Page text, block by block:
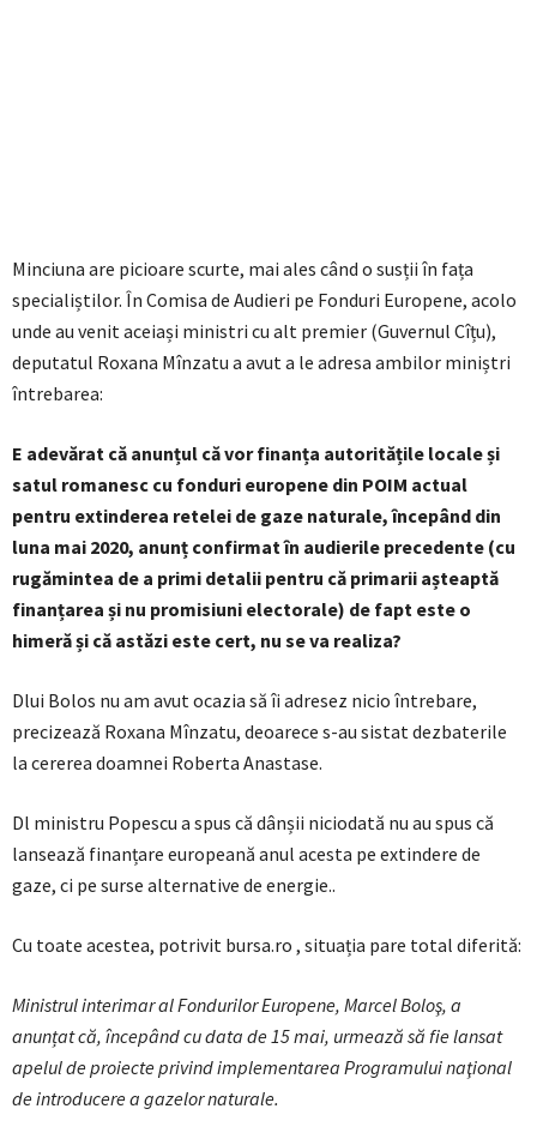
Minciuna are picioare scurte, mai ales când o susții în fața
specialiștilor. În Comisa de Audieri pe Fonduri Europene, acolo
unde au venit aceiași ministri cu alt premier (Guvernul Cîțu),
deputatul Roxana Mînzatu a avut a le adresa ambilor miniștri
întrebarea:
E adevărat că anunțul că vor finanța autoritățile locale și
satul romanesc cu fonduri europene din POIM actual
pentru extinderea retelei de gaze naturale, începând din
luna mai 2020, anunț confirmat în audierile precedente (cu
rugămintea de a primi detalii pentru că primarii așteaptă
finanțarea și nu promisiuni electorale) de fapt este o
himeră și că astăzi este cert, nu se va realiza?
Dlui Bolos nu am avut ocazia să îi adresez nicio întrebare,
precizează Roxana Mînzatu, deoarece s-au sistat dezbaterile
la cererea doamnei Roberta Anastase.
Dl ministru Popescu a spus că dânșii niciodată nu au spus că
lansează finanțare europeană anul acesta pe extindere de
gaze, ci pe surse alternative de energie..
Cu toate acestea, potrivit bursa.ro , situația pare total diferită:
Ministrul interimar al Fondurilor Europene, Marcel Boloş, a
anunțat că, începând cu data de 15 mai, urmează să fie lansat
apelul de proiecte privind implementarea Programului naţional
de introducere a gazelor naturale.